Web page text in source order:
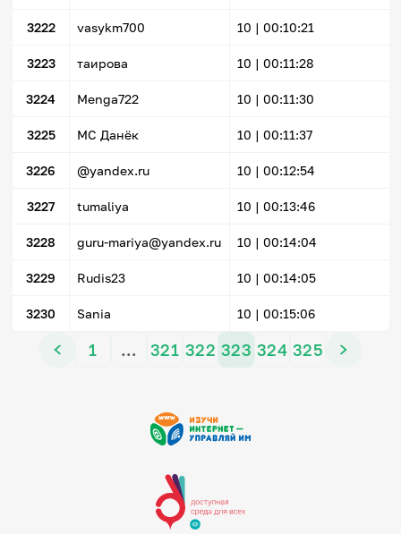
3222 vasykm700 10 | 00:10:21
3223 таирова 10 | 00:11:28
3224 Menga722 10 | 00:11:30
3225 МС Данёк 10 | 00:11:37
3226 @yandex.ru 10 | 00:12:54
3227 tumaliya 10 | 00:13:46
3228 guru-mariya@yandex.ru 10 | 00:14:04
3229 Rudis23 10 | 00:14:05
3230 Sania 10 | 00:15:06
1 … 321 322 323 324 325